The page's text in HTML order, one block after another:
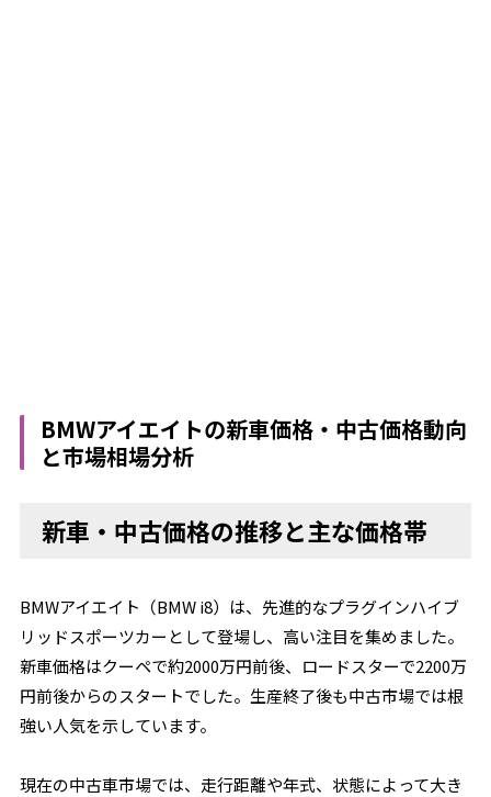
BMWアイエイトの新車価格・中古価格動向
と市場相場分析
新車・中古価格の推移と主な価格帯
BMWアイエイト（BMW i8）は、先進的なプラグインハイブ
リッドスポーツカーとして登場し、高い注目を集めました。
新車価格はクーペで約2000万円前後、ロードスターで2200万
円前後からのスタートでした。生産終了後も中古市場では根
強い人気を示しています。
現在の中古車市場では、走行距離や年式、状態によって大き